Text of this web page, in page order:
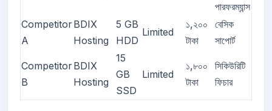
পারফরম্যান্স
Competitor
A
BDIX
Hosting
5 GB
HDD
Limited
১,২০০
টাকা
বেসিক
সাপোর্ট
Competitor
B
BDIX
Hosting
15
GB
SSD
Limited
১,৮০০
টাকা
সিকিউরিটি
ফিচার